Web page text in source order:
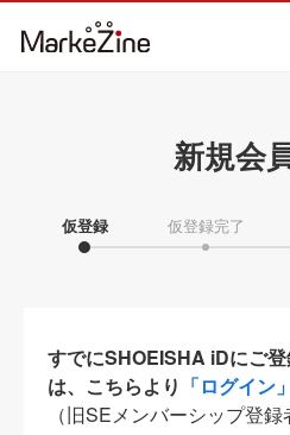
新規会
仮登録 仮登録完了
すでにSHOEISHA iDにご
は、こちらより 「ログイン」
（旧SEメンバーシップ登録